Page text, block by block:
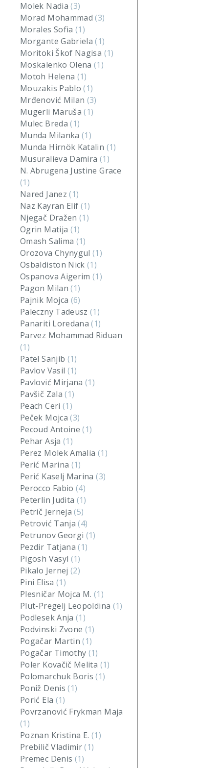
Molek Nadia(3)
Morad Mohammad(3)
Morales Sofia(1)
Morgante Gabriela(1)
Moritoki Škof Nagisa (1)
Moskalenko Olena(1)
Motoh Helena (1)
Mouzakis Pablo(1)
Mrđenović Milan (3)
Mugerli Maruša(1)
Mulec Breda(1)
Munda Milanka(1)
Munda Hirnök Katalin (1)
Musuralieva Damira (1)
N. Abrugena Justine Grace
(1)
Nared Janez(1)
Naz Kayran Elif (1)
Njegač Dražen(1)
Ogrin Matija (1)
Omash Salima (1)
Orozova Chynygul(1)
Osbaldiston Nick(1)
Ospanova Aigerim(1)
Pagon Milan(1)
Pajnik Mojca (6)
Paleczny Tadeusz(1)
Panariti Loredana(1)
Parvez Mohammad Riduan
(1)
Patel Sanjib (1)
Pavlov Vasil (1)
Pavlović Mirjana(1)
Pavšič Zala(1)
Peach Ceri (1)
Peček Mojca(3)
Pecoud Antoine(1)
Pehar Asja (1)
Perez Molek Amalia (1)
Perić Marina (1)
Perić Kaselj Marina(3)
Perocco Fabio(4)
Peterlin Judita (1)
Petrič Jerneja(5)
Petrović Tanja(4)
Petrunov Georgi (1)
Pezdir Tatjana(1)
Pigosh Vasyl (1)
Pikalo Jernej(2)
Pini Elisa (1)
Plesničar Mojca M. (1)
Plut-Pregelj Leopoldina (1)
Podlesek Anja(1)
Podvinski Zvone (1)
Pogačar Martin(1)
Pogačar Timothy (1)
Poler Kovačič Melita (1)
Polomarchuk Boris(1)
Poniž Denis(1)
Porić Ela (1)
Povrzanović Frykman Maja
(1)
Poznan Kristina E. (1)
Prebilič Vladimir(1)
Premec Denis (1)